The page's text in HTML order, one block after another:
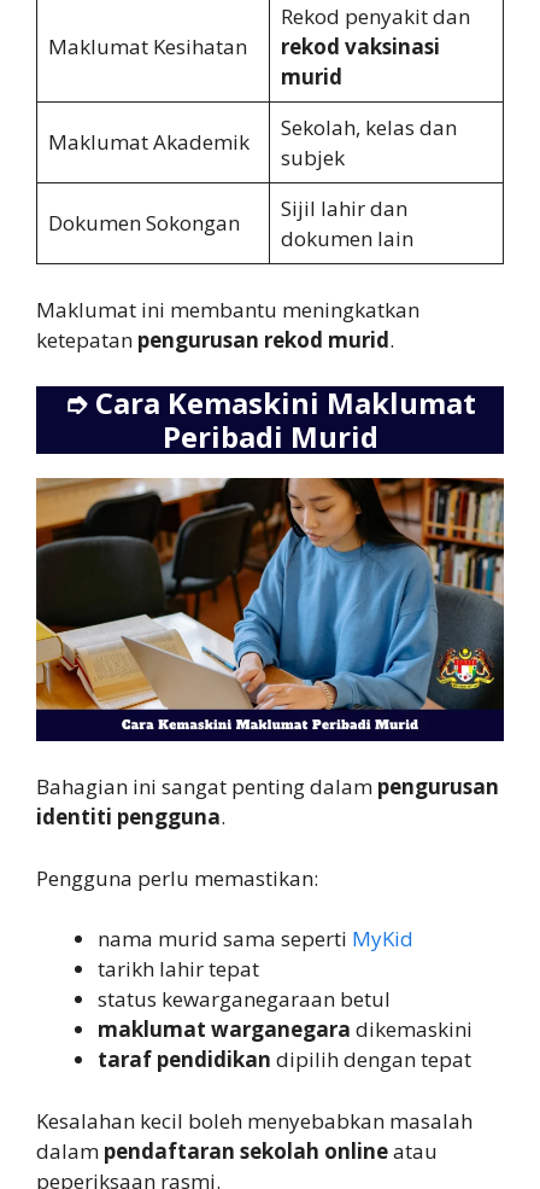
Maklumat Kesihatan
Rekod penyakit dan
rekod vaksinasi
murid
Maklumat Akademik
Sekolah, kelas dan
subjek
Dokumen Sokongan
Sijil lahir dan
dokumen lain
Maklumat ini membantu meningkatkan
ketepatan pengurusan rekod murid.
➮ Cara Kemaskini Maklumat
Peribadi Murid
Bahagian ini sangat penting dalam pengurusan
identiti pengguna.
Pengguna perlu memastikan:
nama murid sama seperti MyKid
tarikh lahir tepat
status kewarganegaraan betul
maklumat warganegara dikemaskini
taraf pendidikan dipilih dengan tepat
Kesalahan kecil boleh menyebabkan masalah
dalam pendaftaran sekolah onlineatau
peperiksaan rasmi.